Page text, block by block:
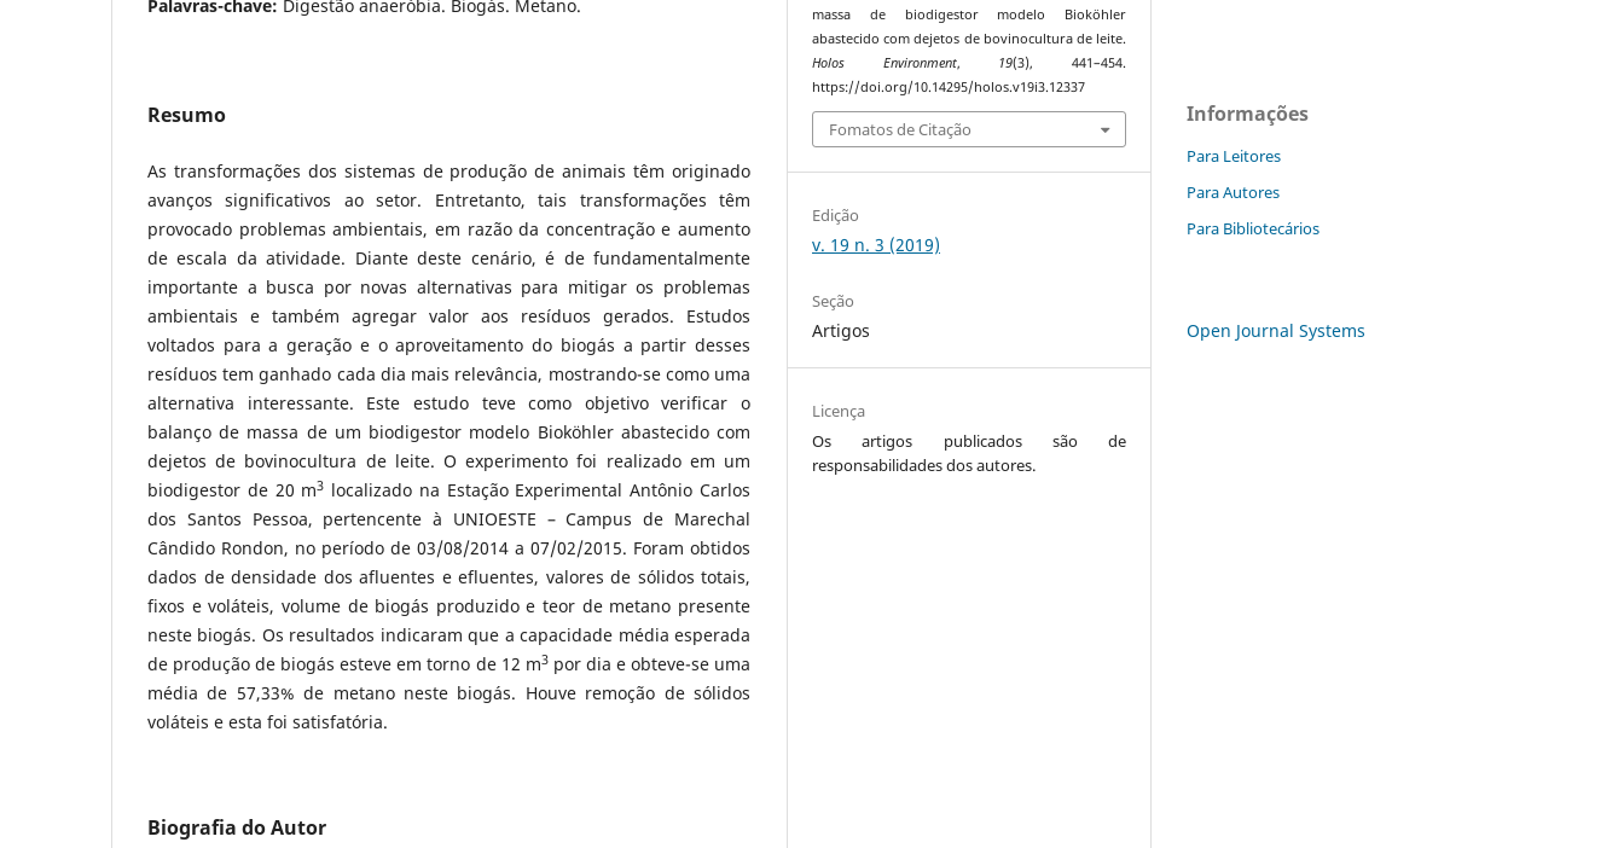
Palavras-chave: Digestão anaeróbia. Biogás. Metano.
Resumo
As transformações dos sistemas de produção de animais têm originado
avanços significativos ao setor. Entretanto, tais transformações têm
provocado problemas ambientais, em razão da concentração e aumento
de escala da atividade. Diante deste cenário, é de fundamentalmente
importante a busca por novas alternativas para mitigar os problemas
ambientais e também agregar valor aos resíduos gerados. Estudos
voltados para a geração e o aproveitamento do biogás a partir desses
resíduos tem ganhado cada dia mais relevância, mostrando-se como uma
alternativa interessante. Este estudo teve como objetivo verificar o
balanço de massa de um biodigestor modelo Bioköhler abastecido com
dejetos de bovinocultura de leite. O experimento foi realizado em um
biodigestor de 20 m3 localizado na Estação Experimental Antônio Carlos
dos Santos Pessoa, pertencente à UNIOESTE – Campus de Marechal
Cândido Rondon, no período de 03/08/2014 a 07/02/2015. Foram obtidos
dados de densidade dos afluentes e efluentes, valores de sólidos totais,
fixos e voláteis, volume de biogás produzido e teor de metano presente
neste biogás. Os resultados indicaram que a capacidade média esperada
de produção de biogás esteve em torno de 12 m3por dia e obteve-se uma
média de 57,33% de metano neste biogás. Houve remoção de sólidos
voláteis e esta foi satisfatória.
Biografia do Autor
massa de biodigestor modelo Bioköhler
abastecido com dejetos de bovinocultura de leite.
Holos Environment, 19(3), 441–454.
https://doi.org/10.14295/holos.v19i3.12337
Fomatos de Citação
Edição
v. 19 n. 3 (2019)
Seção
Artigos
Licença
Os artigos publicados são de
responsabilidades dos autores.
Informações
Para Leitores
Para Autores
Para Bibliotecários
Open Journal Systems